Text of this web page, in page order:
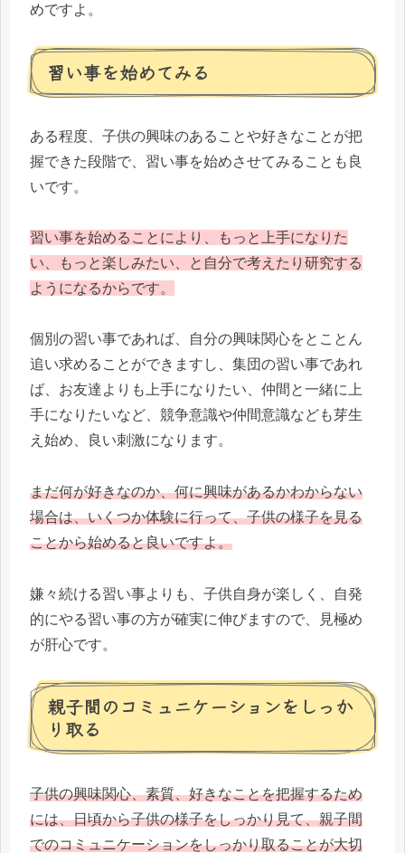
めですよ。
習い事を始めてみる
ある程度、子供の興味のあることや好きなことが把
握できた段階で、習い事を始めさせてみることも良
いです。
習い事を始めることにより、もっと上手になりた
い、もっと楽しみたい、と自分で考えたり研究する
ようになるからです。
個別の習い事であれば、自分の興味関心をとことん
追い求めることができますし、集団の習い事であれ
ば、お友達よりも上手になりたい、仲間と一緒に上
手になりたいなど、競争意識や仲間意識なども芽生
え始め、良い刺激になります。
まだ何が好きなのか、何に興味があるかわからない
場合は、いくつか体験に行って、子供の様子を見る
ことから始めると良いですよ。
嫌々続ける習い事よりも、子供自身が楽しく、自発
的にやる習い事の方が確実に伸びますので、見極め
が肝心です。
親子間のコミュニケーションをしっか
り取る
子供の興味関心、素質、好きなことを把握するため
には、日頃から子供の様子をしっかり見て、親子間
でのコミュニケーションをしっかり取ることが大切